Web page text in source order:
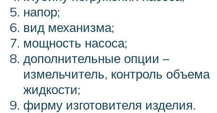
напор;
вид механизма;
мощность насоса;
дополнительные опции –
измельчитель, контроль объема
жидкости;
фирму изготовителя изделия.